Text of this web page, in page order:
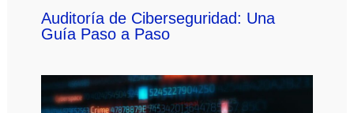
Auditoría de Ciberseguridad: Una
Guía Paso a Paso